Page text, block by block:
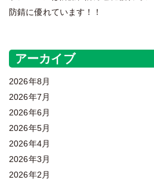
防錆に優れています！！
アーカイブ
2026年8月
2026年7月
2026年6月
2026年5月
2026年4月
2026年3月
2026年2月